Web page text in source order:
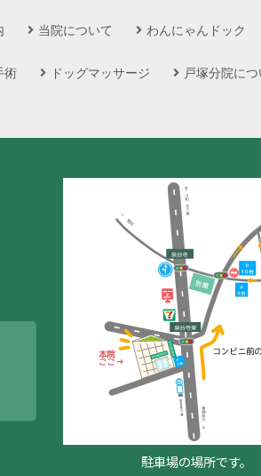
当院について わんにゃんドック
術 ドッグマッサージ 戸塚分院につ
駐車場の場所です。